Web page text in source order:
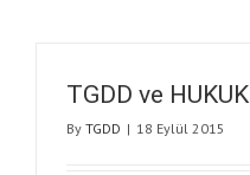
TGDD ve HUKUK
By TGDD | 18 Eylül 2015